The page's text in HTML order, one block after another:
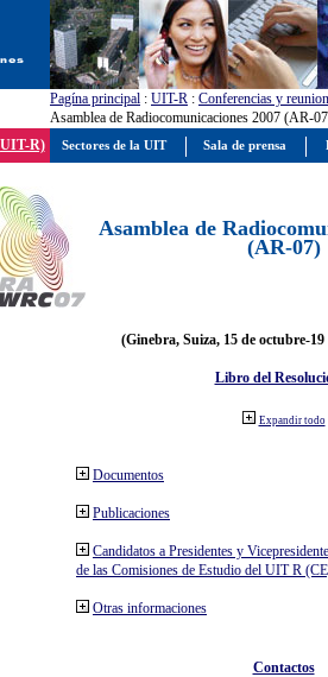
Pagína principal : UIT-R : Conferencias y
Asamblea de Radiocomunicaciones 2007 (AR-
R)
Asamblea de
(AR-07)
(Ginebra, Suiza, 15 de octubre-19
Libro del
Expandir todo
Documentos
Publicaciones
Candidatos a Presidentes y
de las Comisiones de Estudio del UIT R
Otras informaciones
Contactos
Sectores de la UIT Sala de prensa